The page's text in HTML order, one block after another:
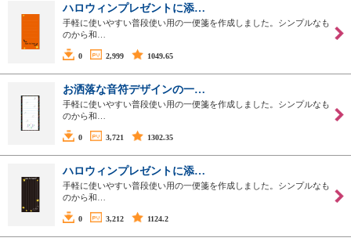
ハロウィンプレゼントに添…
手軽に使いやすい普段使い用の一便箋を作成しました。シンプルなも
のから和…
0 2,999 1049.65
お洒落な音符デザインの一…
手軽に使いやすい普段使い用の一便箋を作成しました。シンプルなも
のから和…
0 3,721 1302.35
ハロウィンプレゼントに添…
手軽に使いやすい普段使い用の一便箋を作成しました。シンプルなも
のから和…
0 3,212 1124.2